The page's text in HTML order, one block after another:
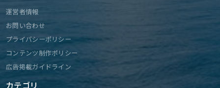
運営者情報
お問い合わせ
プライバシーポリシー
コンテンツ制作ポリシー
広告掲載ガイドライン
カテゴリ